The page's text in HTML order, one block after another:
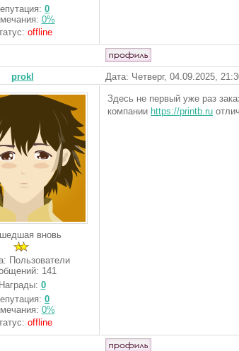
0
0%
offline
prokl Дата: Четверг, 04.09.2025,
вновь
Пользователи
141
Награды: 0
0
0%
offline
Здесь не первый уже раз
компании https://printb.ru